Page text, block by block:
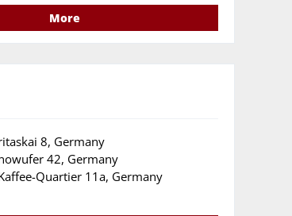
More
8, Germany
42, Germany
Quartier 11a, Germany